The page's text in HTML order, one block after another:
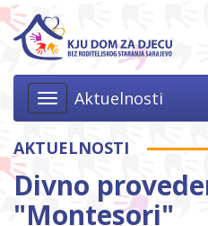
Toggle
navigation
Aktuelnosti
AKTUELNOSTI
Divno
"Montesori"